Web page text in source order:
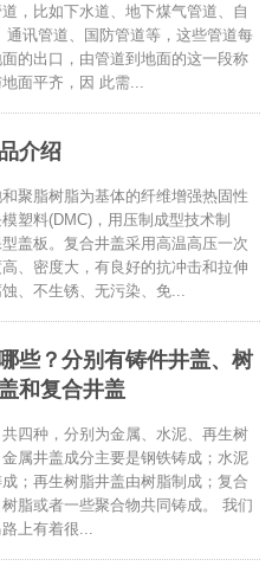
，比如下水道、地下煤气管道、自
通讯管道、国防管道等，这些管道每
的出口，由管道到地面的这一段称
面平齐，因 此需...
介绍
聚脂树脂为基体的纤维增强热固性
塑料(DMC)，用压制成型技术制
盖板。复合井盖采用高温高压一次
、密度大，有良好的抗冲击和拉伸
、不生锈、无污染、免...
些？分别有铸件井盖、树
和复合井盖
四种，分别为金属、水泥、再生树
属井盖成分主要是钢铁铸成；水泥
；再生树脂井盖由树脂制成；复合
脂或者一些聚合物共同铸成。 我们
上有着很...